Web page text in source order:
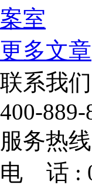
案室
更多文章
联系我们
400-889-
服务热
电 话 :